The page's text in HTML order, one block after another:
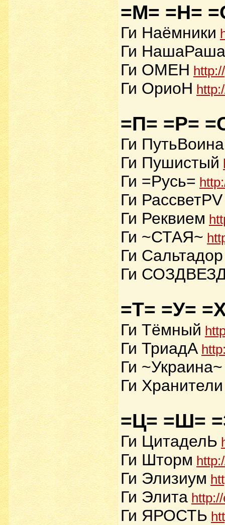
=М= =Н=
Ги Наёмники
Ги НашаРаша
Ги ОМЕН
Ги ОриоН
=П= =Р=
Ги ПутьВоина
Ги Пушистый
Ги =Русь=
Ги РассветPV
Ги Реквием
Ги ~СТАЯ~
Ги Сальтадор
Ги
=Т= =У=
Ги Тёмный
Ги ТриадА
Ги ~Украина~
Ги Хранители
=Ц= =Ш=
Ги ЦитаделЬ
Ги Шторм
Ги Элизиум
Ги Элита
Ги ЯРОСТЬ